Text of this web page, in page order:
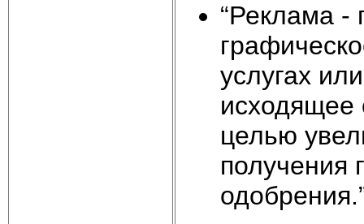
“Реклама -
услугах
исходящее
целью
получения